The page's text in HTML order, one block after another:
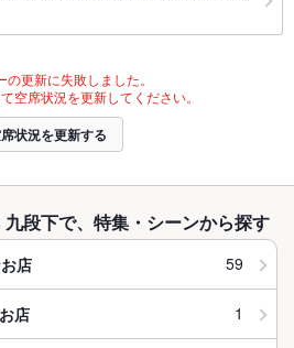
の更新に失敗しました。
空席状況を更新してください。
状況を更新する
段下で、特集・シーンから探す
店 59
店 1